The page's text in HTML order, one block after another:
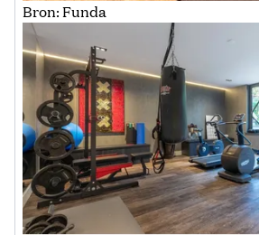
Bron: Funda